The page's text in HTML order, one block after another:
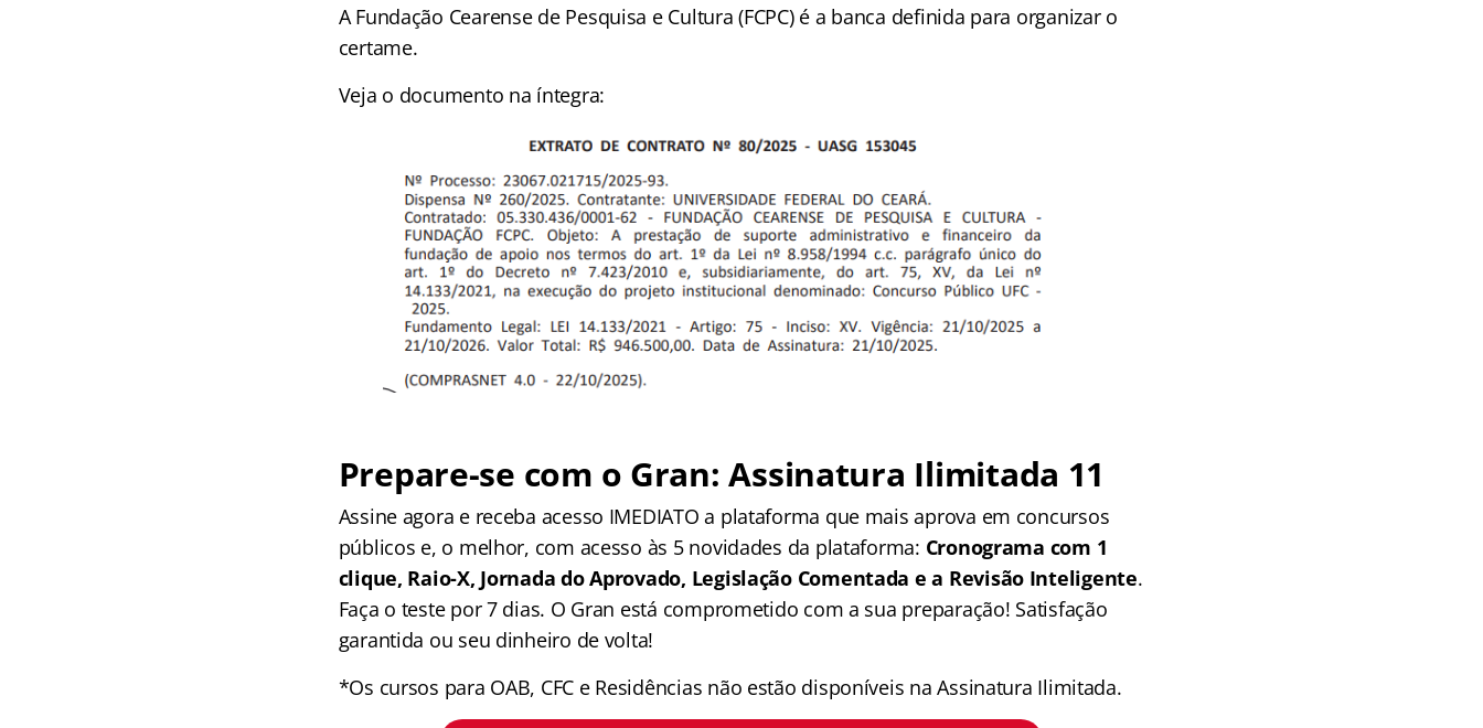
A Fundação Cearense de Pesquisa e Cultura (FCPC) é a banca definida para organizar o
certame.
Veja o documento na íntegra:
Prepare-se com o Gran: Assinatura Ilimitada 11
Assine agora e receba acesso IMEDIATO a plataforma que mais aprova em concursos
públicos e, o melhor, com acesso às 5 novidades da plataforma: Cronograma com 1
clique, Raio-X, Jornada do Aprovado, Legislação Comentada e a Revisão Inteligente.
Faça o teste por 7 dias. O Gran está comprometido com a sua preparação! Satisfação
garantida ou seu dinheiro de volta!
*Os cursos para OAB, CFC e Residências não estão disponíveis na Assinatura Ilimitada.